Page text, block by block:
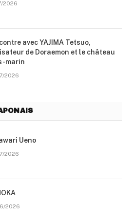
2026
avec YAJIMA Tetsuo,
de Doraemon et le château
marin
2026
Ueno
2026
2026